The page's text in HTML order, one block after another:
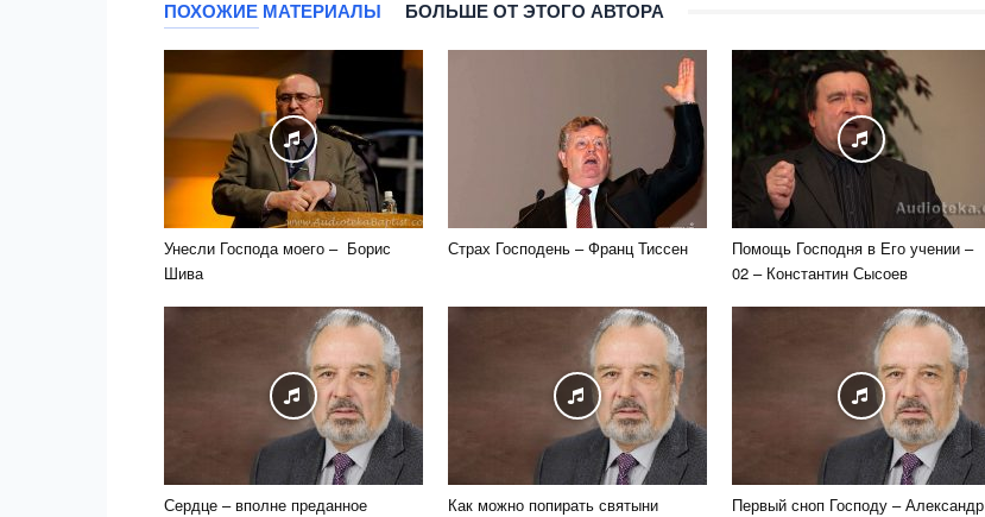
ПОХОЖИЕ МАТЕРИАЛЫ БОЛЬШЕ ОТ ЭТОГО АВТОРА
Унесли Господа моего – Борис
Шива
Страх Господень – Франц Тиссен
Помощь Господня в Его учении –
02 – Константин Сысоев
Сердце – вполне преданное
Как можно попирать святыни
Первый сноп Господу – Александр